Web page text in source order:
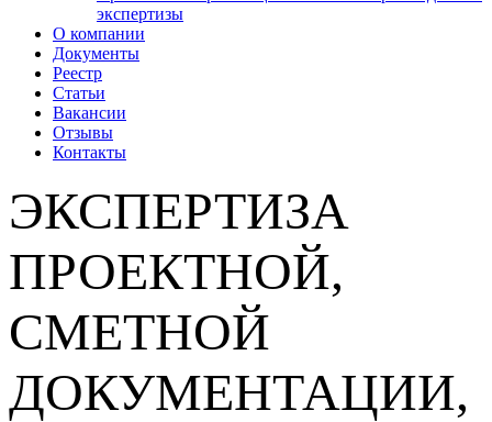
экспертизы
О компании
Документы
Реестр
Статьи
Вакансии
Отзывы
Контакты
ЭКСПЕРТИЗА
ПРОЕКТНОЙ,
СМЕТНОЙ
ДОКУМЕНТАЦИИ,